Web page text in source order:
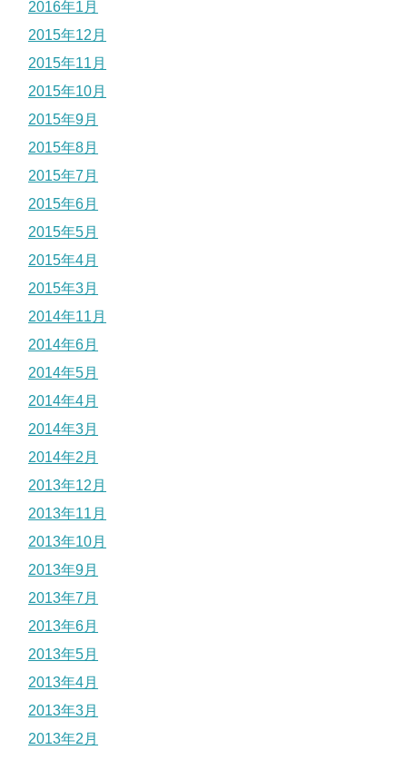
2016年1月
2015年12月
2015年11月
2015年10月
2015年9月
2015年8月
2015年7月
2015年6月
2015年5月
2015年4月
2015年3月
2014年11月
2014年6月
2014年5月
2014年4月
2014年3月
2014年2月
2013年12月
2013年11月
2013年10月
2013年9月
2013年7月
2013年6月
2013年5月
2013年4月
2013年3月
2013年2月